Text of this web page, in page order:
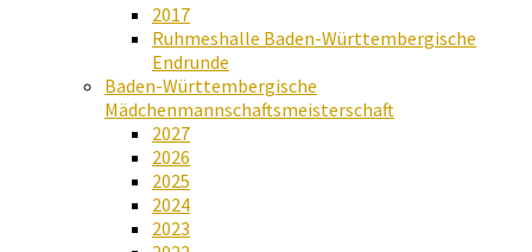
2017
Ruhmeshalle Baden-Württembergische
Endrunde
Baden-Württembergische
Mädchenmannschaftsmeisterschaft
2027
2026
2025
2024
2023